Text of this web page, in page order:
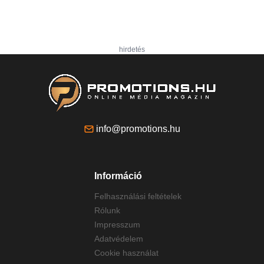
hirdetés
info@promotions.hu
Információ
Felhasználási feltételek
Rólunk
Impresszum
Adatvédelem
Cookie használat